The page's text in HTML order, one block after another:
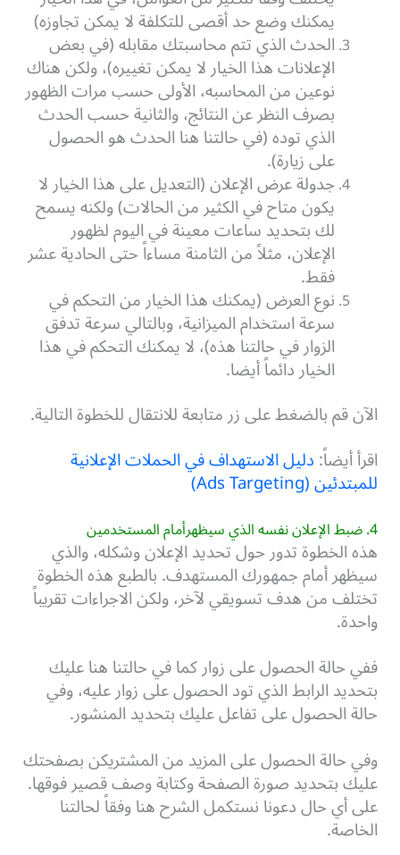
يمكنك وضع حد أقصى للتكلفة لا يمكن تجاوزه)
الحدث الذي تتم محاسبتك مقابله (في بعض
الإعلانات هذا الخيار لا يمكن تغييره)، ولكن هناك
نوعين من المحاسبه، الأولى حسب مرات الظهور
بصرف النظر عن النتائج، والثانية حسب الحدث
الذي توده (في حالتنا هنا الحدث هو الحصول
على زيارة).
جدولة عرض الإعلان (التعديل على هذا الخيار لا
يكون متاح في الكثير من الحالات) ولكنه يسمح
لك بتحديد ساعات معينة في اليوم لظهور
الإعلان، مثلاً من الثامنة مساءاً حتى الحادية عشر
فقط.
نوع العرض (يمكنك هذا الخيار من التحكم في
سرعة استخدام الميزانية، وبالتالي سرعة تدفق
الزوار في حالتنا هذه)، لا يمكنك التحكم في هذا
الخيار دائماً أيضا.
الآن قم بالضغط على زر متابعة للانتقال للخطوة التالية.
اقرأ أيضاً:دليل الاستهداف في الحملات الإعلانية
للمبتدئين (Ads Targeting)
4. ضبط الإعلان نفسه الذي سيظهرأمام المستخدمين
هذه الخطوة تدور حول تحديد الإعلان وشكله، والذي
سيظهر أمام جمهورك المستهدف. بالطبع هذه الخطوة
تختلف من هدف تسويقي لآخر، ولكن الاجراءات تقريباً
واحدة.
ففي حالة الحصول على زوار كما في حالتنا هنا عليك
بتحديد الرابط الذي تود الحصول على زوار عليه، وفي
حالة الحصول على تفاعل عليك بتحديد المنشور.
وفي حالة الحصول على المزيد من المشتريكن بصفحتك
عليك بتحديد صورة الصفحة وكتابة وصف قصير فوقها.
على أي حال دعونا نستكمل الشرح هنا وفقاً لحالتنا
الخاصة.